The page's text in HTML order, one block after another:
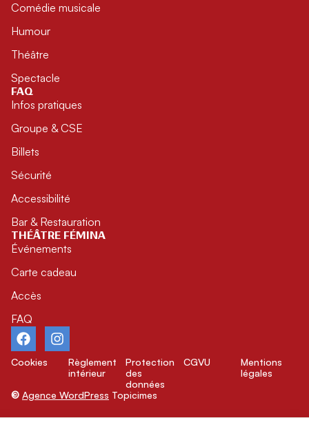
Comédie musicale
Humour
Théâtre
Spectacle
FAQ
Infos pratiques
Groupe & CSE
Billets
Sécurité
Accessibilité
Bar & Restauration
THÉÂTRE FÉMINA
Événements
Carte cadeau
Accès
FAQ
© Agence WordPress Topicimes
Cookies
Règlement
intérieur
Protection
des
données
CGVU
Mentions
légales